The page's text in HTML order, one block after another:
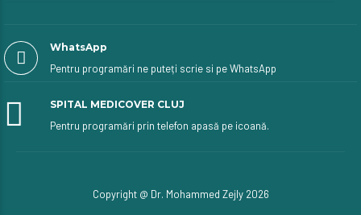
WhatsApp
Pentru programări ne puteți scrie si pe WhatsApp
SPITAL MEDICOVER CLUJ
Pentru programări prin telefon apasă pe icoană.
Copyright @ Dr. Mohammed Zejly 2026